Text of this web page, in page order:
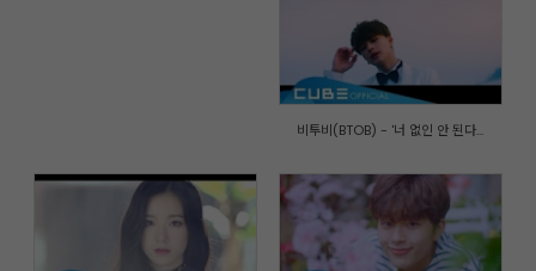
비투비(BTOB) - '너 없인 안 된다...